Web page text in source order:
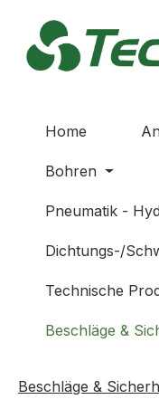
Hauptinhalt springen
Zur Suche springen
Zur
Home
Bohren
Pneumatik -
Dichtungs-/
Technische
Beschläge &
Beschläge &